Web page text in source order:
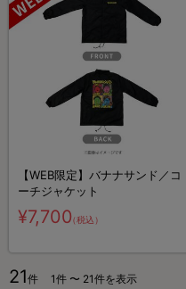
【WEB限定】バナナサンド／コ
ーチジャケット
¥7,700（税込）
21件 1件 〜 21件を表示